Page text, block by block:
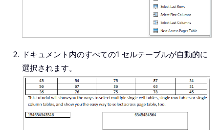
ドキュメント内のすべての1 セルテーブルが自動的に
選択されます。